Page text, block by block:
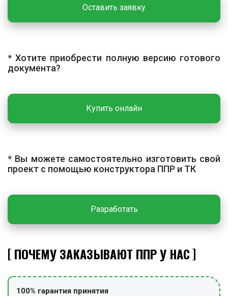
возможных дефектов. Работы продолжают, когда при
ЗАКЛЮЧИТЕЛЬНЫЕ РАБОТЫ
По завершении работ участок очищают от мусора,
ограждение и предупредительные знаки.
Оставить заявку
* Хотите приобрести полную версию готового
документа?
Купить онлайн
* Вы можете самостоятельно изготовить свой
проект с помощью конструктора ППР и ТК
Разработать
ПОЧЕМУ ЗАКАЗЫВАЮТ ППР У НАС
100% гарантия принятия